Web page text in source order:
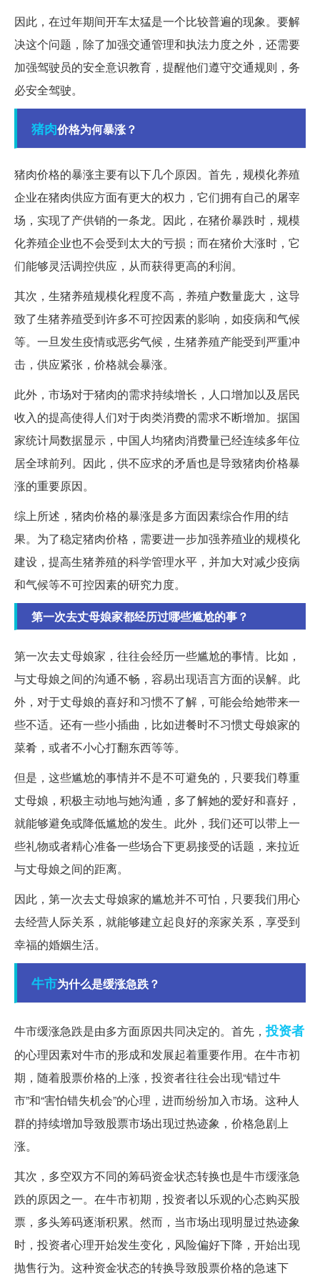
因此，在过年期间开车太猛是一个比较普遍的现象。要解
决这个问题，除了加强交通管理和执法力度之外，还需要
加强驾驶员的安全意识教育，提醒他们遵守交通规则，务
必安全驾驶。
猪肉价格为何暴涨？
猪肉价格的暴涨主要有以下几个原因。首先，规模化养殖
企业在猪肉供应方面有更大的权力，它们拥有自己的屠宰
场，实现了产供销的一条龙。因此，在猪价暴跌时，规模
化养殖企业也不会受到太大的亏损；而在猪价大涨时，它
们能够灵活调控供应，从而获得更高的利润。
其次，生猪养殖规模化程度不高，养殖户数量庞大，这导
致了生猪养殖受到许多不可控因素的影响，如疫病和气候
等。一旦发生疫情或恶劣气候，生猪养殖产能受到严重冲
击，供应紧张，价格就会暴涨。
此外，市场对于猪肉的需求持续增长，人口增加以及居民
收入的提高使得人们对于肉类消费的需求不断增加。据国
家统计局数据显示，中国人均猪肉消费量已经连续多年位
居全球前列。因此，供不应求的矛盾也是导致猪肉价格暴
涨的重要原因。
综上所述，猪肉价格的暴涨是多方面因素综合作用的结
果。为了稳定猪肉价格，需要进一步加强养殖业的规模化
建设，提高生猪养殖的科学管理水平，并加大对减少疫病
和气候等不可控因素的研究力度。
第一次去丈母娘家都经历过哪些尴尬的事？
第一次去丈母娘家，往往会经历一些尴尬的事情。比如，
与丈母娘之间的沟通不畅，容易出现语言方面的误解。此
外，对于丈母娘的喜好和习惯不了解，可能会给她带来一
些不适。还有一些小插曲，比如进餐时不习惯丈母娘家的
菜肴，或者不小心打翻东西等等。
但是，这些尴尬的事情并不是不可避免的，只要我们尊重
丈母娘，积极主动地与她沟通，多了解她的爱好和喜好，
就能够避免或降低尴尬的发生。此外，我们还可以带上一
些礼物或者精心准备一些场合下更易接受的话题，来拉近
与丈母娘之间的距离。
因此，第一次去丈母娘家的尴尬并不可怕，只要我们用心
去经营人际关系，就能够建立起良好的亲家关系，享受到
幸福的婚姻生活。
牛市为什么是缓涨急跌？
牛市缓涨急跌是由多方面原因共同决定的。首先，投资者
的心理因素对牛市的形成和发展起着重要作用。在牛市初
期，随着股票价格的上涨，投资者往往会出现“错过牛
市”和“害怕错失机会”的心理，进而纷纷加入市场。这种人
群的持续增加导致股票市场出现过热迹象，价格急剧上
涨。
其次，多空双方不同的筹码资金状态转换也是牛市缓涨急
跌的原因之一。在牛市初期，投资者以乐观的心态购买股
票，多头筹码逐渐积累。然而，当市场出现明显过热迹象
时，投资者心理开始发生变化，风险偏好下降，开始出现
抛售行为。这种资金状态的转换导致股票价格的急速下